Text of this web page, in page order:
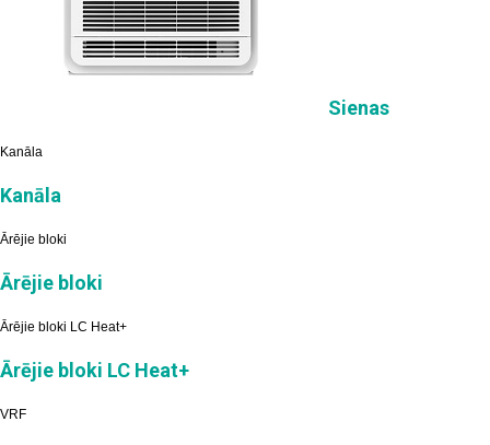
Sienas
Kanāla
Kanāla
Ārējie bloki
Ārējie bloki
Ārējie bloki LC Heat+
Ārējie bloki LC Heat+
VRF